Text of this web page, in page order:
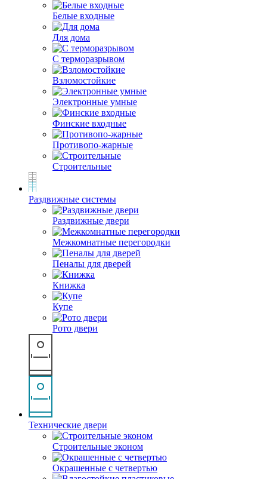
Белые входные
Для дома
С терморазрывом
Взломостойкие
Электронные умные
Финские входные
Противопо-жарные
Строительные
Раздвижные системы
Раздвижные двери
Межкомнатные перегородки
Пеналы для дверей
Книжка
Купе
Рото двери
Технические двери
Строительные эконом
Окрашенные с четвертью